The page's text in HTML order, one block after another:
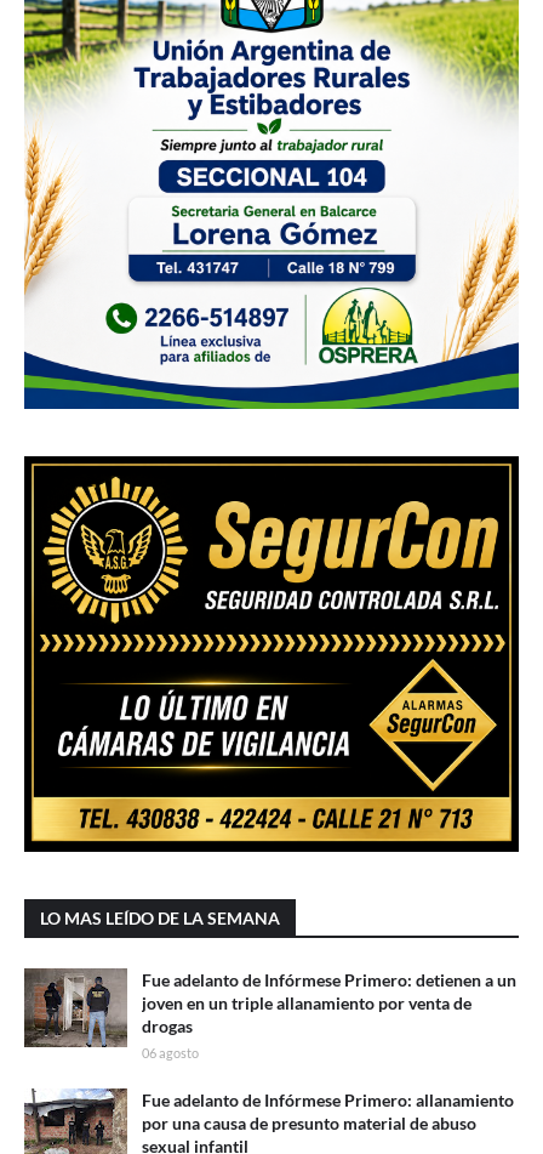
LO MAS LEÍDO DE LA SEMANA
Fue adelanto de Infórmese Primero: detienen a un
joven en un triple allanamiento por venta de
drogas
06 agosto
Fue adelanto de Infórmese Primero: allanamiento
por una causa de presunto material de abuso
sexual infantil